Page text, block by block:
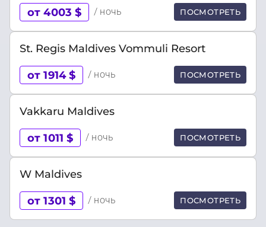
от 4003 $ / ночь ПОСМОТРЕТЬ
St. Regis Maldives Vommuli Resort
от 1914 $ / ночь ПОСМОТРЕТЬ
Vakkaru Maldives
от 1011 $ / ночь ПОСМОТРЕТЬ
W Maldives
от 1301 $ / ночь ПОСМОТРЕТЬ